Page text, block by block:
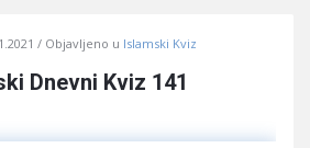
Objavljeno u Islamski Kviz
Dnevni Kviz 141